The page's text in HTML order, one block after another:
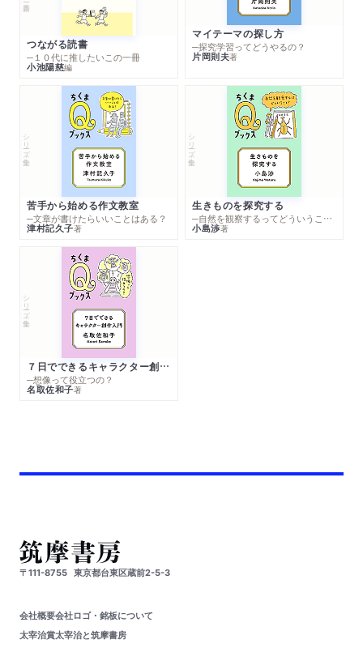
つながる読書
─１０代に推したいこの一冊
小池陽慈編
マイテーマの探し方
─探究学習ってどうやるの？
片岡則夫著
シリーズ・全集
苦手から始める作文教室
─文章が書けたらいいことはある？
津村記久子著
シリーズ・全集
生きものを探究する
─自然を観察するってどういうこと？
小島渉著
シリーズ・全集
７日でできるキャラクター創作入門
─想像って役立つの？
名取佐和子著
〒111-8755 東京都台東区蔵前2-5-3
会社概要会社ロゴ・銘板について
太宰治賞太宰治と筑摩書房